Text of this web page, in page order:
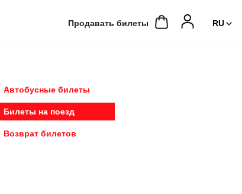
Продавать билеты
Автобусные билеты
Билеты на поезд
Возврат билетов